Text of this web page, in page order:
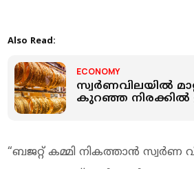
Also Read:
ECONOMY
സ്വർണവിലയില്‍
കുറഞ്ഞ നിരക്കില്‍
“ബജറ്റ് കമ്മി നികത്താൻ സ്വർണ